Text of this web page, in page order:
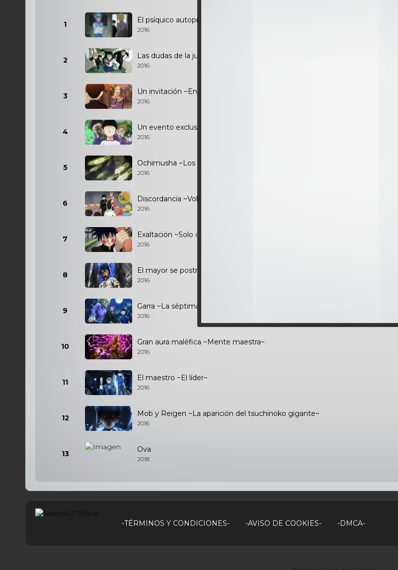
1 El psíquico autoproclamado: Reigen Arataka ~Y Mob~
2016
2 Las dudas de la juventud ~Aparece el club de telepatía~
2016
3 Un invitación ~En resumen, quiero ser popular~
2016
4 Un evento exclusivo para idiotas ~Kin~
2016
5 Ochimusha ~Los poderes psíquicos y yo~
2016
6 Discordancia ~Volverse uno~
2016
7 Exaltación ~Solo conseguí pérdidas~
2016
8 El mayor se postra ~Intenciones destructivas~
2016
9 Garra ~La séptima división~
2016
10 Gran aura maléfica ~Mente maestra~
2016
11 El maestro ~El líder~
2016
12 Mob y Reigen ~La aparición del tsuchinoko gigante~
2016
13 Ova
2018
-TÉRMINOS Y CONDICIONES- -AVISO DE COOKIES- -DMCA-